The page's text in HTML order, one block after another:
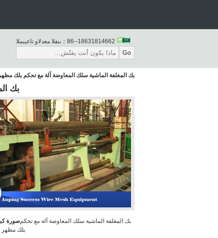
المبيعات والدعم الفنى： 86--18631814662
Go
بك المغلفة الماشية سلك المعاوضة آلة مع تحكم بلك
بك
صورةبك المغلفة الماشية سلك المعاوضة آلة مع تحكم
بلك مظهر